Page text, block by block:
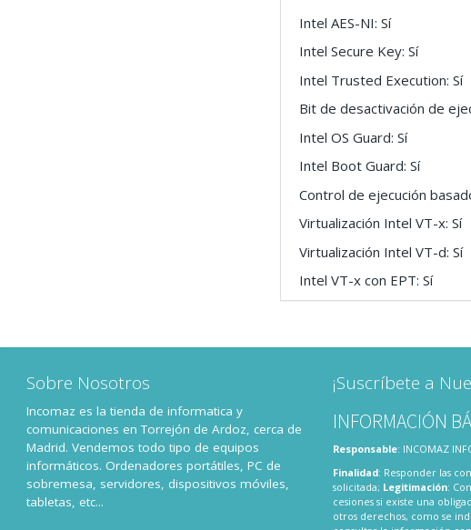
Intel AES-NI: Sí
Intel Secure Key: Sí
Intel Trusted Execution: Sí
Bit de desactivación de
Intel OS Guard: Sí
Intel Boot Guard: Sí
Control de ejecución
Virtualización Intel VT-x: Sí
Virtualización Intel VT-d: Sí
Intel VT-x con EPT: Sí
Sobre Nosotros
Incomaz es la tienda de informatica y
comunicaciones en Torrejón de Ardoz, cerca de
Madrid. Vendemos todo tipo de equipos
informáticos. Ordenadores portátiles, PC de
sobremesa, servidores, dispositivos móviles,
tabletas, etc...
¡Suscríbete a
INFORMACIÓN
Responsable: INCOMAZ
Finalidad: Responder las
solicitada; Legitimación:
cesiones si existe una
otros derechos, como se